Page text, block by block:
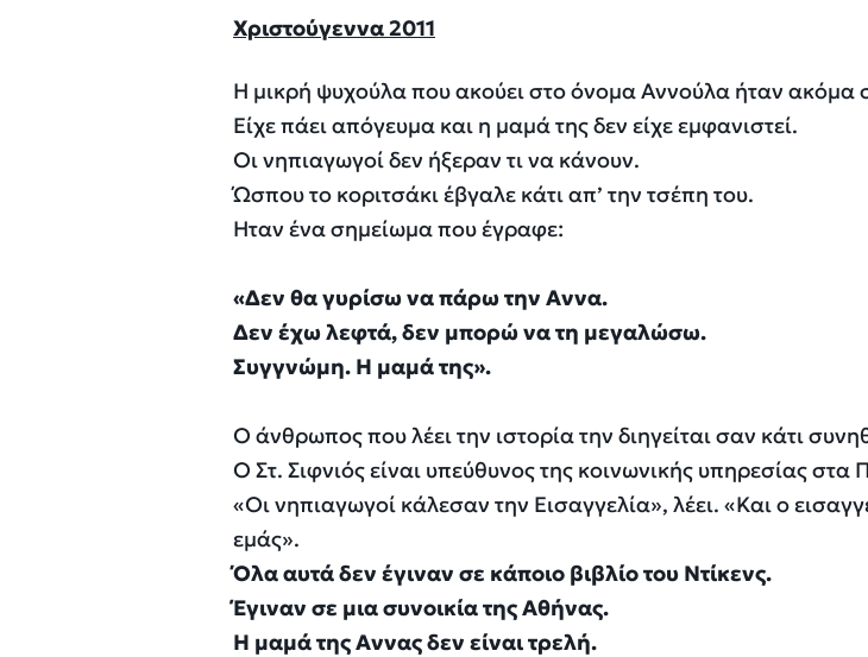
Χριστούγεννα 2011
Η μικρή ψυχούλα που ακούει στο όνομα Αννούλα ήταν ακόμα
Είχε πάει απόγευμα και η μαμά της δεν είχε εμφανιστεί.
Οι νηπιαγωγοί δεν ήξεραν τι να κάνουν.
Ώσπου το κοριτσάκι έβγαλε κάτι απ’ την τσέπη του.
Ηταν ένα σημείωμα που έγραφε:
«Δεν θα γυρίσω να πάρω την Αννα.
Δεν έχω λεφτά, δεν μπορώ να τη μεγαλώσω.
Συγγνώμη. Η μαμά της».
Ο άνθρωπος που λέει την ιστορία την διηγείται σαν κάτι
Ο Στ. Σιφνιός είναι υπεύθυνος της κοινωνικής υπηρεσίας στα
«Οι νηπιαγωγοί κάλεσαν την Εισαγγελία», λέει. «Και ο
εμάς».
Όλα αυτά δεν έγιναν σε κάποιο βιβλίο του Ντίκενς.
Έγιναν σε μια συνοικία της Αθήνας.
Η μαμά της Αννας δεν είναι τρελή.